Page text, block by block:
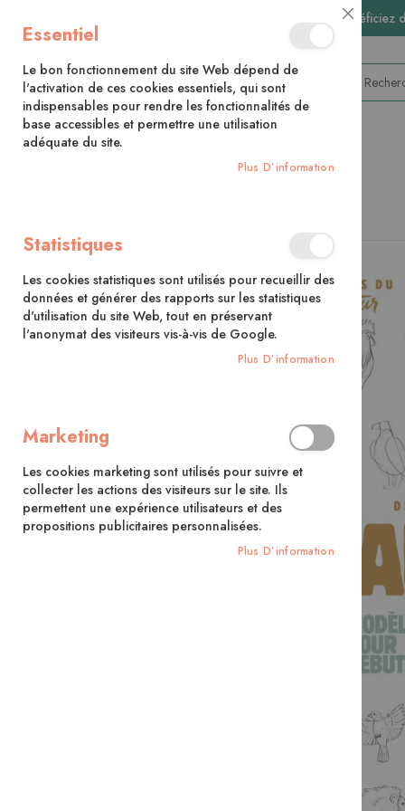
🚚
CATÉGORIES
Skip
the
end
of
the
Close
Cookie
Essentiel
Le bon fonctionnement du site Web dépend de
l'activation de ces cookies essentiels, qui sont
indispensables pour rendre les fonctionnalités de
base accessibles et permettre une utilisation
adéquate du site.
Plus D’information
Statistiques
Les cookies statistiques sont utilisés pour recueillir des
données et générer des rapports sur les statistiques
d'utilisation du site Web, tout en préservant
l'anonymat des visiteurs vis-à-vis de Google.
Plus D’information
Marketing
Les cookies marketing sont utilisés pour suivre et
collecter les actions des visiteurs sur le site. Ils
permettent une expérience utilisateurs et des
propositions publicitaires personnalisées.
Plus D’information